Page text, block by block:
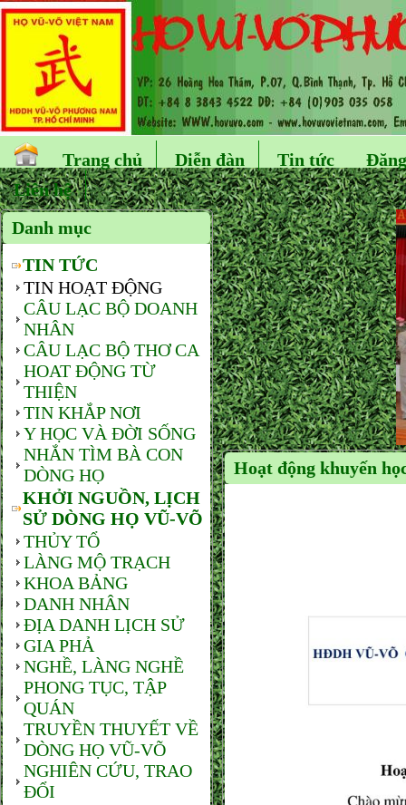
Trang chủ Diễn đàn Tin tức
Liên hệ
Danh mục
TIN TỨC
TIN HOẠT ĐỘNG
CÂU LẠC BỘ DOANH
NHÂN
CÂU LẠC BỘ THƠ CA
HOAT ĐỘNG TỪ
THIỆN
TIN KHẮP NƠI
Y HỌC VÀ ĐỜI SỐNG
NHẮN TÌM BÀ CON
DÒNG HỌ
KHỞI NGUỒN, LỊCH
SỬ DÒNG HỌ VŨ-VÕ
THỦY TỔ
LÀNG MỘ TRẠCH
KHOA BẢNG
DANH NHÂN
ĐỊA DANH LỊCH SỬ
GIA PHẢ
NGHỀ, LÀNG NGHỀ
PHONG TỤC, TẬP
QUÁN
TRUYỀN THUYẾT VỀ
DÒNG HỌ VŨ-VÕ
NGHIÊN CỨU, TRAO
ĐỔI
Hoạt động khuyến